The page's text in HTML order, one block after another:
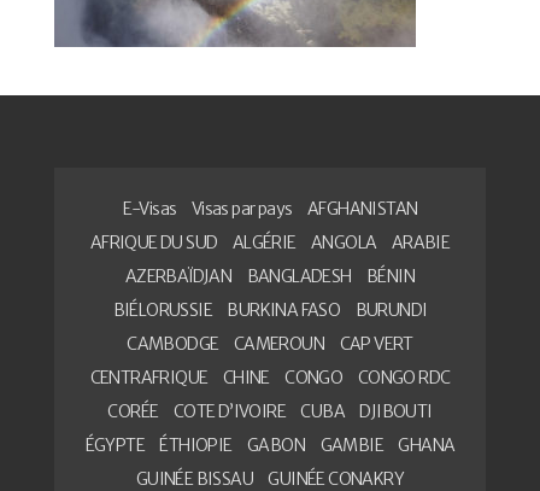
E-Visas Visas par pays
AFGHANISTAN
AFRIQUE DU SUD
ALGÉRIE ANGOLA
ARABIE
AZERBAÏDJAN
BANGLADESH
BÉNIN
BIÉLORUSSIE
BURKINA FASO
BURUNDI
CAMBODGE
CAMEROUN
CAP VERT
CENTRAFRIQUE
CHINE CONGO
CONGO RDC
CORÉE
COTE D’IVOIRE CUBA
DJIBOUTI
ÉGYPTE
ÉTHIOPIE GABON GAMBIE
GHANA
GUINÉE BISSAU
GUINÉE CONAKRY